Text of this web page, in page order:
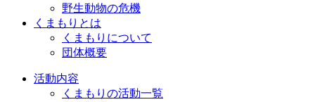
野生動物の危機
くまもりとは
くまもりについて
団体概要
活動内容
くまもりの活動一覧